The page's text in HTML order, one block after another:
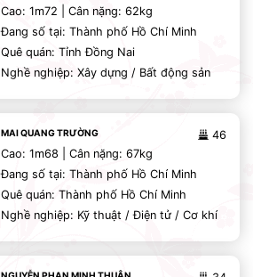
Cao: 1m72 | Cân nặng: 62kg
Đang số tại: Thành phố Hồ Chí Minh
Quê quán: Tỉnh Đồng Nai
Nghề nghiệp: Xây dựng / Bất động sản
46
MAI QUANG TRƯỜNG
Cao: 1m68 | Cân nặng: 67kg
Đang số tại: Thành phố Hồ Chí Minh
Quê quán: Thành phố Hồ Chí Minh
Nghề nghiệp: Kỹ thuật / Điện tử / Cơ khí